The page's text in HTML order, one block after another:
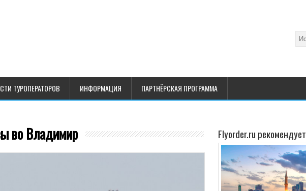
ТУРОПЕРАТОРОВ ИНФОРМАЦИЯ ПАРТНЁРСКАЯ ПРОГРАММА
во Владимир Flyorder.ru рекомендует